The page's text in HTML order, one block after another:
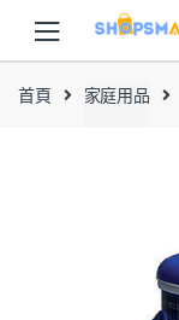
navigation
content
首頁 家庭用品